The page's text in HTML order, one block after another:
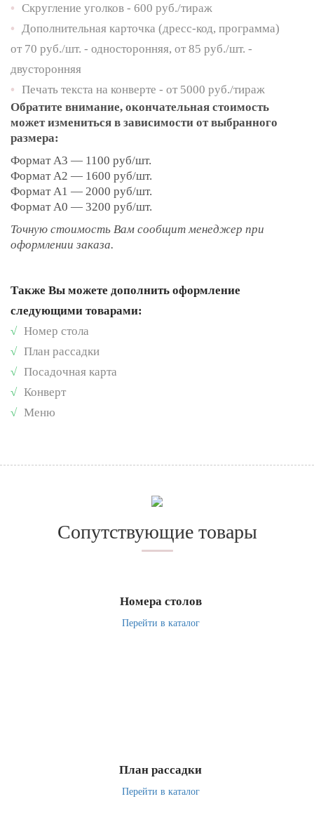
• Скругление уголков - 600 руб./тираж
• Дополнительная карточка (дресс-код, программа)
от 70 руб./шт. - односторонняя, от 85 руб./шт. -
двусторонняя
• Печать текста на конверте - от 5000 руб./тираж
Обратите внимание, окончательная стоимость
может измениться в зависимости от выбранного
размера:
Формат А3 — 1100 руб/шт.
Формат А2 — 1600 руб/шт.
Формат А1 — 2000 руб/шт.
Формат А0 — 3200 руб/шт.
Точную стоимость Вам сообщит менеджер при
оформлении заказа.
Также Вы можете дополнить оформление
следующими товарами:
√ Номер стола
√ План рассадки
√ Посадочная карта
√ Конверт
√ Меню
Сопутствующие товары
Номера столов
Перейти в каталог
План рассадки
Перейти в каталог